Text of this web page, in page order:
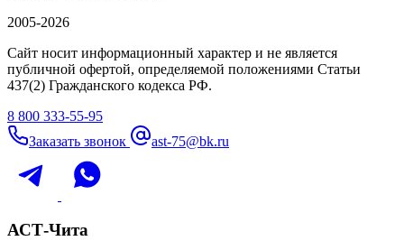
2005-2026
Сайт носит информационный характер и не является
публичной офертой, определяемой положениями Статьи
437(2) Гражданского кодекса РФ.
8 800 333-55-95
Заказать звонок
ast-75@bk.ru
АСТ-Чита